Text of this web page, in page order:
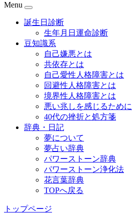
Menu
誕生日診断
生年月日運命診断
豆知識系
自己嫌悪とは
共依存とは
自己愛性人格障害とは
回避性人格障害とは
境界性人格障害とは
悪い兆しを感じるために
40代の挫折と処方箋
辞典・日記
夢について
夢占い辞典
パワーストーン辞典
パワーストーン浄化法
花言葉辞典
TOPへ戻る
トップページ